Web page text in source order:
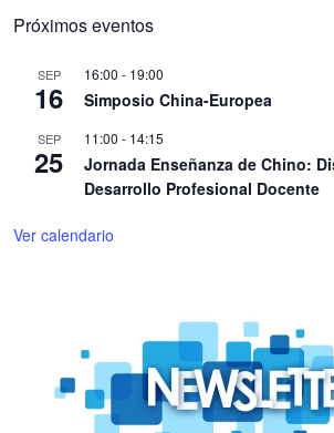
Próximos eventos
SEP
16
16:00 - 19:00
Simposio China-Europea
SEP
25
11:00 - 14:15
Jornada Enseñanza de Chino:
Desarrollo Profesional Docente
Ver calendario